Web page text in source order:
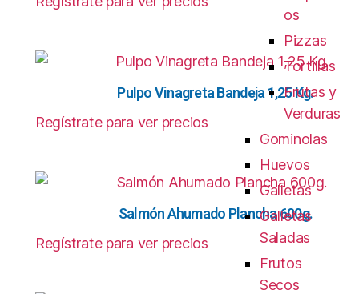
Pulpo Vinagreta Bandeja 1,25 Kg.
Regístrate para ver precios
Salmón Ahumado Plancha 600g.
Regístrate para ver precios
os
Pizzas
Tortillas
Frutas y
Verduras
Gominolas
Huevos
Galletas
Galletas
Saladas
Frutos
Secos